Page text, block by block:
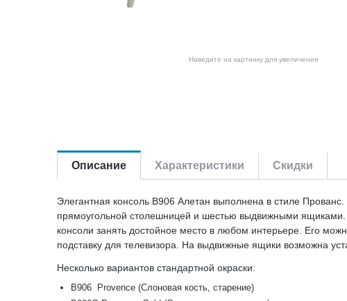
Наведите на картинку для увеличения
Описание Характеристики Скидки
Элегантная консоль B906 Алетан выполнена в стиле
прямоугольной столешницей и шестью выдвижными
консоли занять достойное место в любом интерьере. Его
подставку для телевизора. На выдвижные ящики возможна
Несколько вариантов стандартной окраски:
B906 Provence (Слоновая кость, старение)